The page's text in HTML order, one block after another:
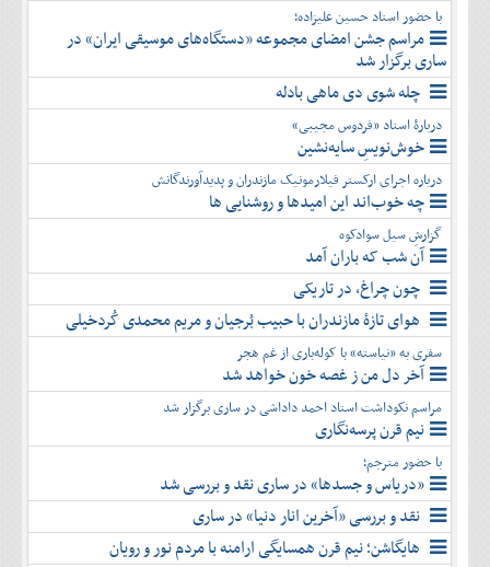
با حضور استاد حسین علیزاده؛
مراسم جشن امضای مجموعه «دستگاه‌های موسیقی ایران» در
ساری برگزار شد
چله شوی دی ماهی بادله
دربارۀ استاد «فردوس مجیبی»
خوش‌نویسِ سایه‌نشین
درباره اجرای ارکستر فیلارمونیک مازندران و پدیدآورندگانش
چه خوب‌اند این امیدها و روشنایی ها
گزارشِ سیل سوادکوه
آن شب که باران آمد
چون چراغ، در تاریکی
هوای تازۀ مازندران با حبیب بُرجیان و مریم محمدی کُردخیلی
سفری به «نیاسته» با کوله‌باری از غم هجر
آخر دل من ز غصه خون خواهد شد
مراسم نکوداشت استاد احمد داداشی در ساری برگزار شد
نیم قرن پرسه‌نگاری
با حضور مترجم؛
«دریاس و جسدها» در ساری نقد و بررسی شد
نقد و بررسی «آخرین انار دنیا» در ساری
هایگاشن؛ نیم قرن همسایگی ارامنه با مردم نور و رویان